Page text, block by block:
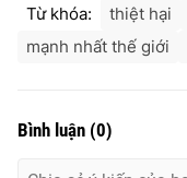
Từ khóa: thiệt hại
mạnh nhất thế giới
Bình luận (0)